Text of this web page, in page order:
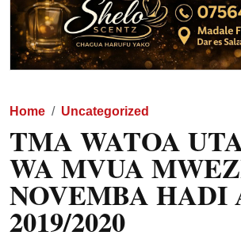
Home Uncategorized
TMA WATOA
WA MVUA
NOVEMBA HADI
2019/2020